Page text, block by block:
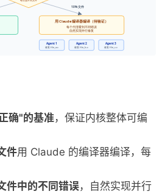
确"的基准，保证内核整体可编
件用 Claude 的编译器编译，每
件中的不同错误，自然实现并行